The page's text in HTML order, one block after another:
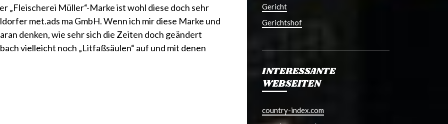
„Fleischerei Müller“-Marke ist wohl diese doch sehr
met.ads ma GmbH. Wenn ich mir diese Marke und
denken, wie sehr sich die Zeiten doch geändert
vielleicht noch „Litfaßsäulen“ auf und mit denen
Gericht
Gerichtshof
INTERESSANTE
WEBSEITEN
country-index.com